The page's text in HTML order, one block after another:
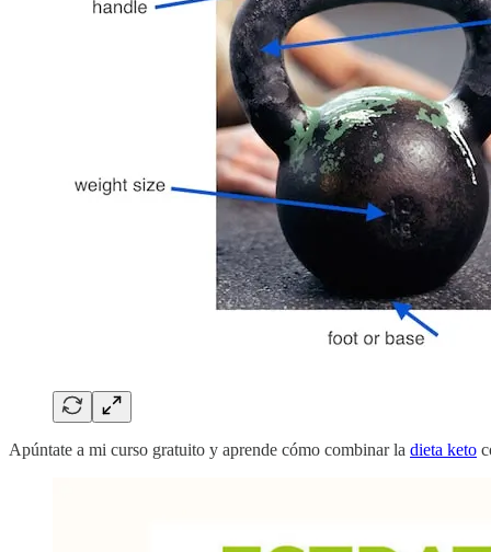
Apúntate a mi curso gratuito y aprende cómo combinar la dieta keto